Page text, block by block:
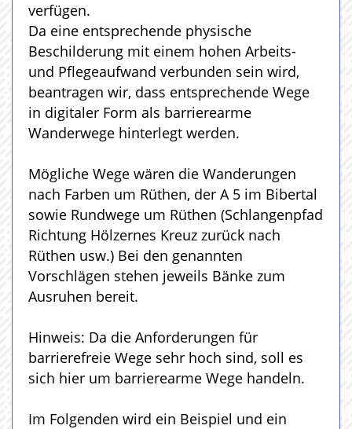
verfügen.
Da eine entsprechende physische
Beschilderung mit einem hohen Arbeits-
und Pflegeaufwand verbunden sein wird,
beantragen wir, dass entsprechende Wege
in digitaler Form als barrierearme
Wanderwege hinterlegt werden.
Mögliche Wege wären die Wanderungen
nach Farben um Rüthen, der A 5 im Bibertal
sowie Rundwege um Rüthen (Schlangenpfad
Richtung Hölzernes Kreuz zurück nach
Rüthen usw.) Bei den genannten
Vorschlägen stehen jeweils Bänke zum
Ausruhen bereit.
Hinweis: Da die Anforderungen für
barrierefreie Wege sehr hoch sind, soll es
sich hier um barrierearme Wege handeln.
Im Folgenden wird ein Beispiel und ein